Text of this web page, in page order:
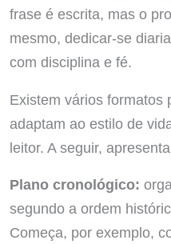
frase é escrita, mas o
mesmo, dedicar-se
com disciplina e fé.
Existem vários formatos
adaptam ao estilo de
leitor. A seguir,
Plano cronológico:
segundo a ordem
Começa, por exemplo,